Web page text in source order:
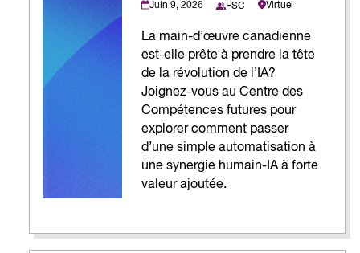
Juin 9, 2026 FSC Virtuel
La main-d’œuvre canadienne
est-elle prête à prendre la tête
de la révolution de l’IA?
Joignez-vous au Centre des
Compétences futures pour
explorer comment passer
d’une simple automatisation à
une synergie humain-IA à forte
valeur ajoutée.